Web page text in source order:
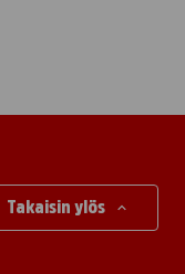
Takaisin ylös